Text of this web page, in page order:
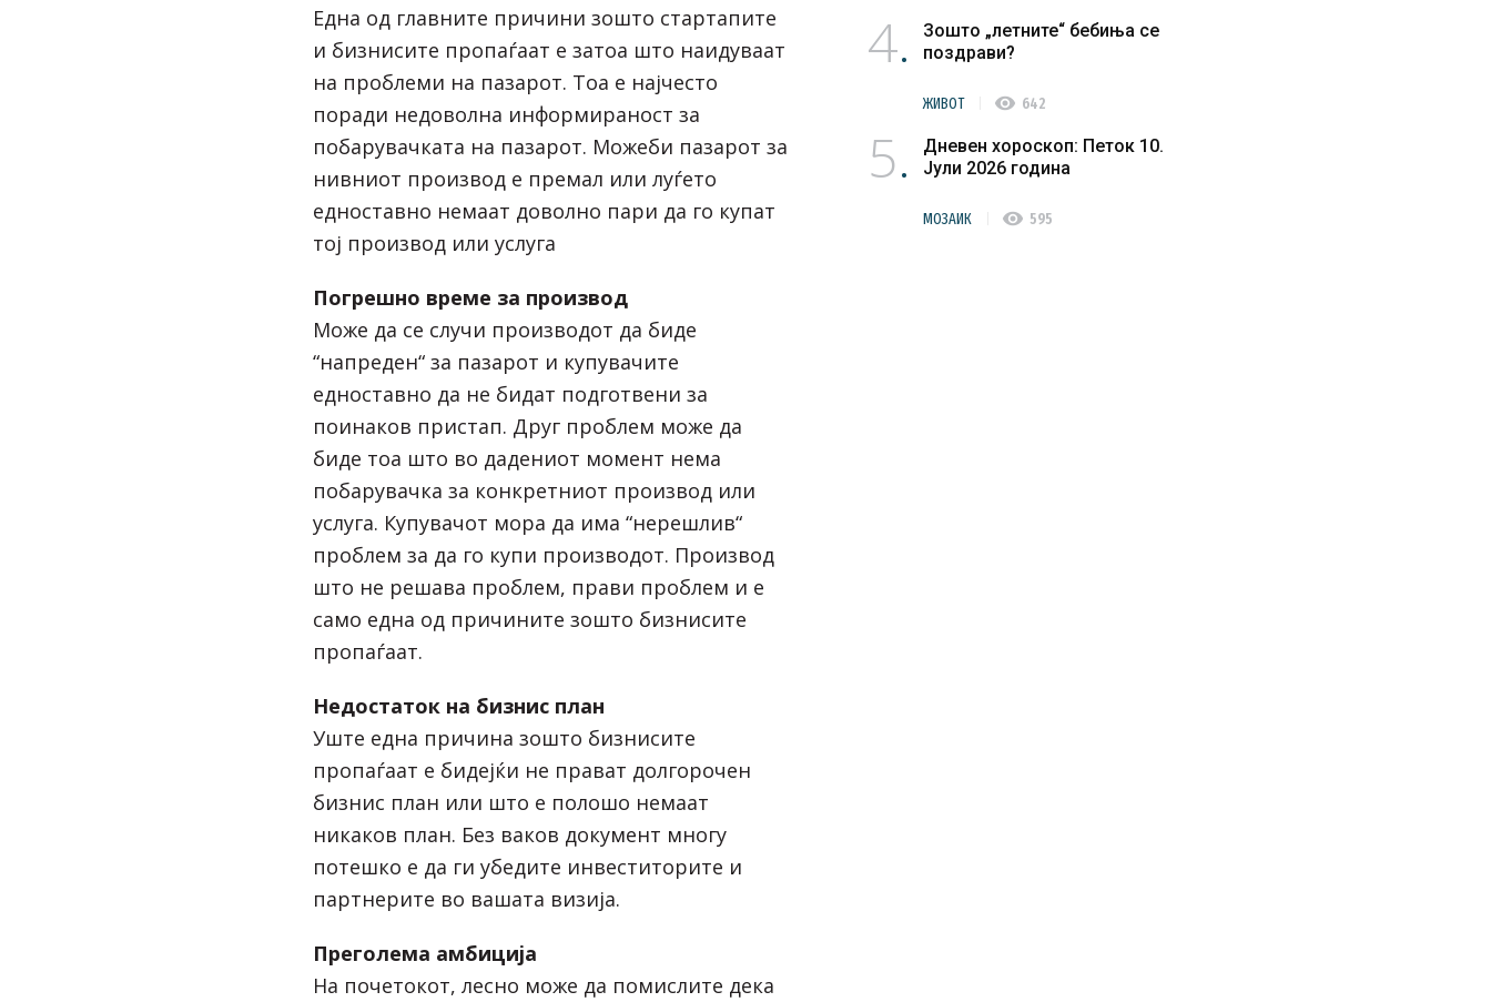
Една од главните причини зошто стартапите
и бизнисите пропаѓаат е затоа што наидуваат
на проблеми на пазарот. Тоа е најчесто
поради недоволна информираност за
побарувачката на пазарот. Можеби пазарот за
нивниот производ е премал или луѓето
едноставно немаат доволно пари да го купат
тој производ или услуга
Погрешно време за производ
Може да се случи производот да биде
“напреден“ за пазарот и купувачите
едноставно да не бидат подготвени за
поинаков пристап. Друг проблем може да
биде тоа што во дадениот момент нема
побарувачка за конкретниот производ или
услуга. Купувачот мора да има “нерешлив“
проблем за да го купи производот. Производ
што не решава проблем, прави проблем и е
само една од причините зошто бизнисите
пропаѓаат.
Недостаток на бизнис план
Уште една причина зошто бизнисите
пропаѓаат е бидејќи не прават долгорочен
бизнис план или што е полошо немаат
никаков план. Без ваков документ многу
потешко е да ги убедите инвеститорите и
партнерите во вашата визија.
Преголема амбиција
На почетокот, лесно може да помислите дека
4
Зошто „летните“ бебиња се
поздрави?
ЖИВОТ visibility 642
5
Дневен хороскоп: Петок 10.
Јули 2026 година
МОЗАИК visibility 595